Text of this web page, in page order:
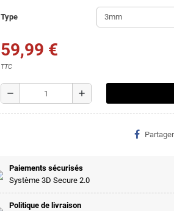
Type
59,99 €
TTC
remove add
Partager
Paiements sécurisés
Système 3D Secure 2.0
Politique de livraison